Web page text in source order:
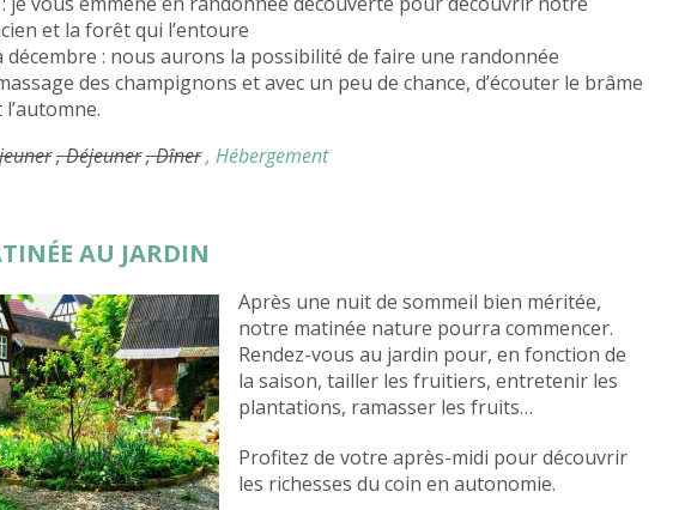
et la forêt qui l’entoure
décembre : nous aurons la possibilité de faire une randonnée
des champignons et avec un peu de chance, d’écouter le brâme
, Déjeuner, Dîner, Hébergement
AU JARDIN
Après une nuit de sommeil bien méritée,
notre matinée nature pourra commencer.
Rendez-vous au jardin pour, en fonction de
la saison, tailler les fruitiers, entretenir les
plantations, ramasser les fruits…
Profitez de votre après-midi pour découvrir
les richesses du coin en autonomie.